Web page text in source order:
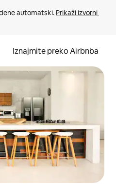
automatski. Prikaži izvorni
Iznajmite preko Airbnba